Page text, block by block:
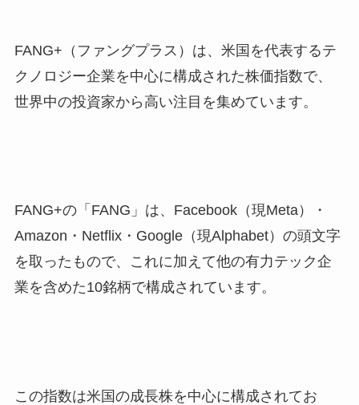
FANG+（ファングプラス）は、米国を代表するテ
クノロジー企業を中心に構成された株価指数で、
世界中の投資家から高い注目を集めています。
FANG+の「FANG」は、Facebook（現Meta）・
Amazon・Netflix・Google（現Alphabet）の頭文字
を取ったもので、これに加えて他の有力テック企
業を含めた10銘柄で構成されています。
この指数は米国の成長株を中心に構成されてお